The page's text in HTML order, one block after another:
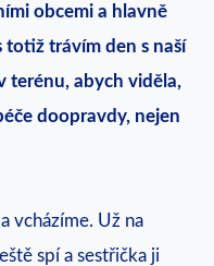
obcemi a hlavně
totiž trávím den s naší
terénu, abych viděla,
doopravdy, nejen
vcházíme. Už na
spí a sestřička ji